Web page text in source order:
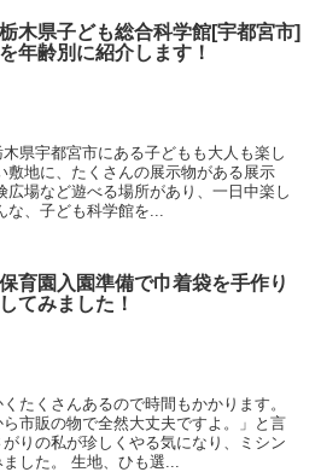
栃木県子ども総合科学館[宇都宮市]
を年齢別に紹介します！
県宇都宮市にある子どもも大人も楽し
敷地に、たくさんの展示物がある展示
場など遊べる場所があり、一日中楽し
、子ども科学館を...
保育園入園準備で巾着袋を手作り
してみました！
たくさんあるので時間もかかります。
市販の物で全然大丈夫ですよ。」と言
りの私が珍しくやる気になり、ミシン
した。 生地、ひも選...